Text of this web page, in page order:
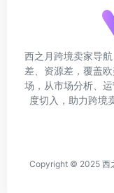
西之月跨境卖家导
差、资源差，覆盖
场，从市场分析、
度切入，助力跨境
Copyright © 2025 西